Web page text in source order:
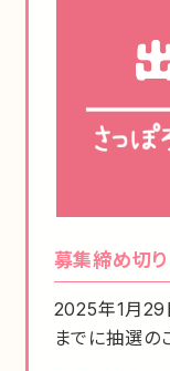
募集締め切り
2025年1月29
までに抽選の